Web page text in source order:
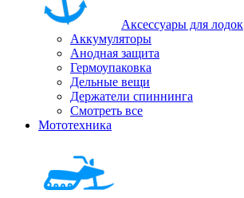
Аксессуары для лодок
Аккумуляторы
Анодная защита
Гермоупаковка
Дельные вещи
Держатели спиннинга
Смотреть все
Мототехника